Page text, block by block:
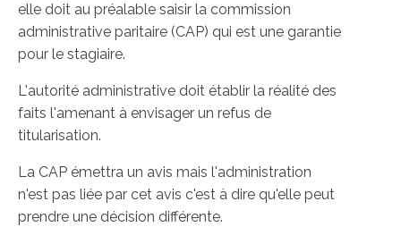
elle doit au préalable saisir la commission
administrative paritaire (CAP) qui est une garantie
pour le stagiaire.
L'autorité administrative doit établir la réalité des
faits l'amenant à envisager un refus de
titularisation.
La CAP émettra un avis mais l'administration
n'est pas liée par cet avis c'est à dire qu'elle peut
prendre une décision différente.